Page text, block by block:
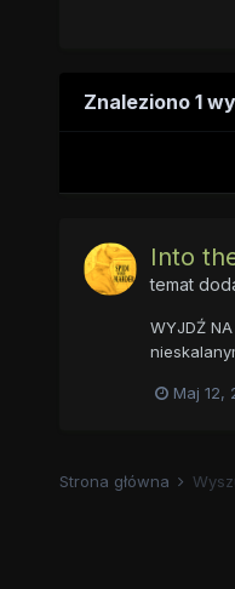
Znaleziono 1
Into
temat
WYJDŹ
Maj 12,
Strona główna